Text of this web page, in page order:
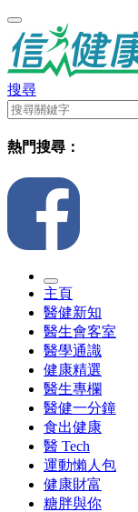
搜尋
熱門搜尋：
主頁
醫健新知
醫生會客室
醫學通識
健康精選
醫生專欄
醫健一分鐘
食出健康
醫 Tech
運動懶人包
健康財富
糖胖與你